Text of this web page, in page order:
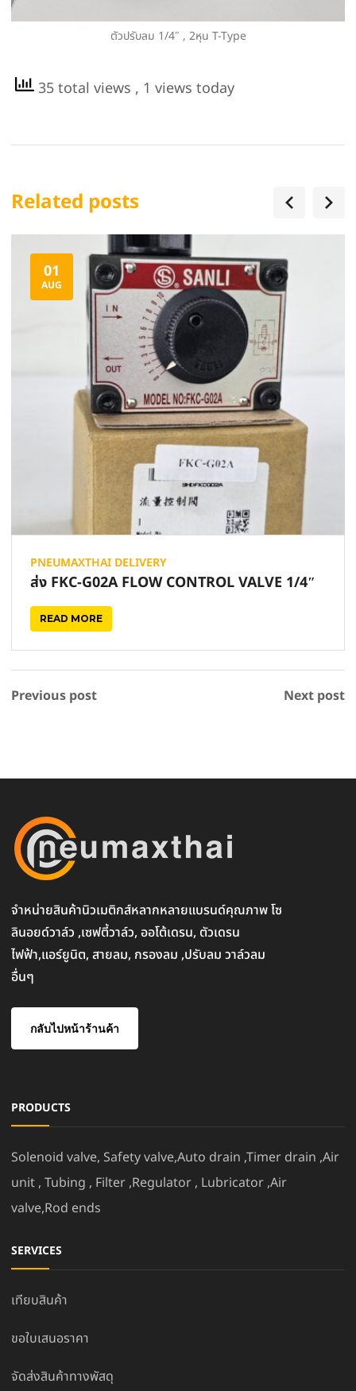
ตัวปรับลม 1/4″ , 2หุน T-Type
35 total views , 1 views today
Related posts
01
AUG
PNEUMAXTHAI DELIVERY
ส่ง FKC-G02A FLOW CONTROL VALVE 1/4″
READ MORE
Previous post Next post
จำหน่ายสินค้านิวเมติกส์หลากหลายแบรนด์คุณภาพ โซ
ลินอยด์วาล์ว ,เซฟตี้วาล์ว, ออโต้เดรน, ตัวเดรน
ไฟฟ้า,แอร์ยูนิต, สายลม, กรองลม ,ปรับลม วาล์วลม
อื่นๆ
กลับไปหน้าร้านค้า
PRODUCTS
Solenoid valve, Safety valve,Auto drain ,Timer drain ,Air
unit , Tubing , Filter ,Regulator , Lubricator ,Air
valve,Rod ends
SERVICES
เทียบสินค้า
ขอใบเสนอราคา
จัดส่งสินค้าทางพัสดุ